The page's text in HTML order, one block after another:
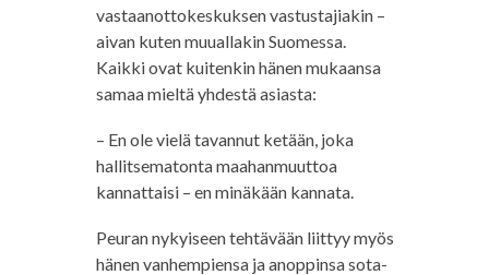
vastaanottokeskuksen vastustajiakin –
aivan kuten muuallakin Suomessa.
Kaikki ovat kuitenkin hänen mukaansa
samaa mieltä yhdestä asiasta:
– En ole vielä tavannut ketään, joka
hallitsematonta maahanmuuttoa
kannattaisi – en minäkään kannata.
Peuran nykyiseen tehtävään liittyy myös
hänen vanhempiensa ja anoppinsa sota-